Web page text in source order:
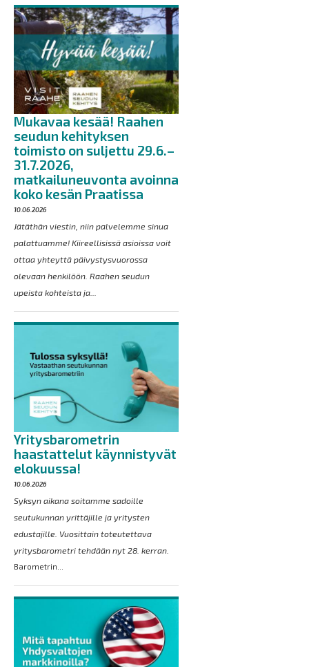
Mukavaa kesää! Raahen
seudun kehityksen
toimisto on suljettu 29.6.–
31.7.2026,
matkailuneuvonta avoinna
koko kesän Praatissa
10.06.2026
Jätäthän viestin, niin palvelemme sinua
palattuamme! Kiireellisissä asioissa voit
ottaa yhteyttä päivystysvuorossa
olevaan henkilöön. Raahen seudun
upeista kohteista ja...
Yritysbarometrin
haastattelut käynnistyvät
elokuussa!
10.06.2026
Syksyn aikana soitamme sadoille
seutukunnan yrittäjille ja yritysten
edustajille. Vuosittain toteutettava
yritysbarometri tehdään nyt 28. kerran.
Barometrin...